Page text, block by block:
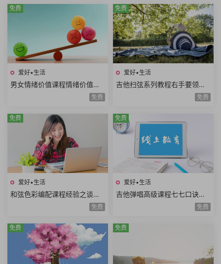
爱好•生活
男女情绪价值课程情绪价值需
求情绪价值类型情绪价值实例
免费
免费
爱好•生活
吉他扫弦系列教程右手要领变
速练习右手切音左手切音组合
免费
免费
爱好•生活
和弦色彩编配课程经验之谈伴
奏方法高级和弦编曲解析扒谱
免费
免费
爱好•生活
吉他弹唱高级课程七七口诀音
程推算简谱视唱和弦构成音阶
免费
免费
免费 免费